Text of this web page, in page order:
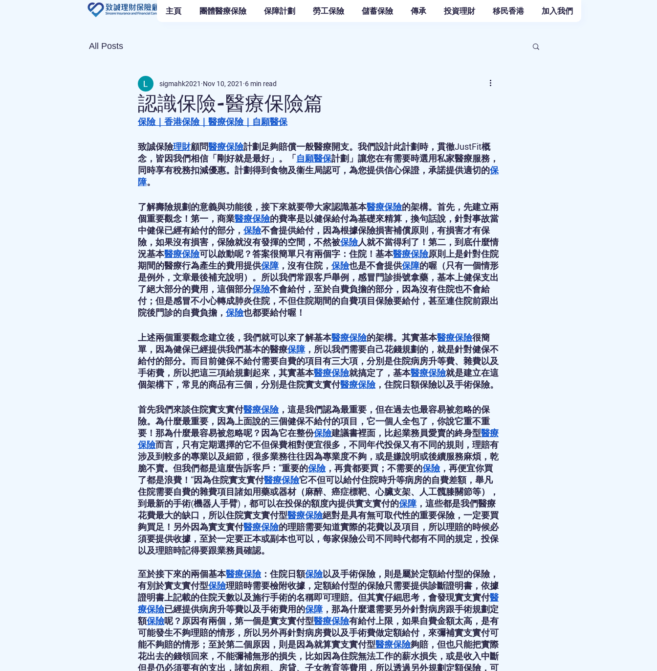
主頁 團體醫療保險 保障計劃 勞工保險 儲蓄保險 傳承 投資理財 移民香港 加入我們
All Posts
認識保險-醫療保險篇
sigmahk2021 Nov 10, 2021 6 min read
保險｜ 香港保險｜ 醫療保險｜ 自願醫保
致誠保險理財顧問醫療保險計劃足夠賠償一般醫療開支。我們設計此計劃時，貫徹JustFit概
念，皆因我們相信「剛好就是最好」。「 自願醫保計劃」讓您在有需要時選用私家醫療服務，
同時享有稅務扣減優惠。計劃得到食物及衞生局認可，為您提供信心保證，承諾提供適切的保
障。
了解壽險規劃的意義與功能後，接下來就要帶大家認識基本醫療保險的架構。首先，先建立兩
個重要觀念！第一，商業醫療保險的費率是以健保給付為基礎來精算，換句話說，針對事故當
中健保已經有給付的部分， 保險不會提供給付，因為根據保險損害補償原則，有損害才有保
險，如果沒有損害，保險就沒有發揮的空間，不然被保險人就不當得利了！第二，到底什麼情
況基本醫療保險可以啟動呢？答案很簡單只有兩個字：住院！基本醫療保險原則上是針對住院
期間的醫療行為產生的費用提供保障，沒有住院， 保險也是不會提供保障的喔（只有一個情形
是例外，文章最後補充說明）。所以我們常跟客戶舉例，感冒門診掛號拿藥，基本上健保支出
了絕大部分的費用，這個部分保險不會給付，至於自費負擔的部分，因為沒有住院也不會給
付；但是感冒不小心轉成肺炎住院，不但住院期間的自費項目保險要給付，甚至連住院前跟出
院後門診的自費負擔， 保險也都要給付喔！
上述兩個重要觀念建立後，我們就可以來了解基本醫療保險的架構。其實基本醫療保險很簡
單，因為健保已經提供我們基本的醫療保障，所以我們需要自己花錢規劃的，就是針對健保不
給付的部分。而目前健保不給付需要自費的項目有三大項，分別是住院病房升等費、雜費以及
手術費，所以把這三項給規劃起來，其實基本醫療保險就搞定了，基本醫療保險就是建立在這
個架構下，常見的商品有三個，分別是住院實支實付醫療保險，住院日額保險以及手術保險。
首先我們來談住院實支實付醫療保險，這是我們認為最重要，但在過去也最容易被忽略的保
險。為什麼最重要，因為上面說的三個健保不給付的項目，它一個人全包了，你說它重不重
要！那為什麼最容易被忽略呢？因為它在整份保險建議書裡面，比起業務員愛賣的終身型醫療
保險而言，只有定期選擇的它不但保費相對便宜很多，不同年代投保又有不同的規則，理賠有
涉及到較多的專業以及細節，很多業務往往因為專業度不夠，或是嫌說明或後續服務麻煩，乾
脆不賣。但我們都是這麼告訴客戶：”重要的保險，再貴都要買；不需要的保險，再便宜你買
了都是浪費！“因為住院實支實付醫療保險它不但可以給付住院時升等病房的自費差額，舉凡
住院需要自費的雜費項目諸如用藥或器材（麻醉、癌症標靶、心臟支架、人工髖膝關節等），
到最新的手術(機器人手臂)，都可以在投保的額度內提供實支實付的保障，這些都是我們醫療
花費最大的缺口，所以住院實支實付型醫療保險絕對是具有無可取代性的重要保險，一定要買
夠買足！另外因為實支實付醫療保險的理賠需要知道實際的花費以及項目，所以理賠的時候必
須要提供收據，至於一定要正本或副本也可以，每家保險公司不同時代都有不同的規定，投保
以及理賠時記得要跟業務員確認。
至於接下來的兩個基本醫療保險：住院日額保險以及手術保險，則是屬於定額給付型的保險，
有別於實支實付型保險理賠時需要檢附收據，定額給付型的保險只需要提供診斷證明書，依據
證明書上記載的住院天數以及施行手術的名稱即可理賠。但其實仔細思考，會發現實支實付醫
療保險已經提供病房升等費以及手術費用的保障，那為什麼還需要另外針對病房跟手術規劃定
額保險呢？原因有兩個，第一個是實支實付型醫療保險有給付上限，如果自費金額太高，是有
可能發生不夠理賠的情形，所以另外再針對病房費以及手術費做定額給付，來彌補實支實付可
能不夠賠的情形；至於第二個原因，則是因為就算實支實付型醫療保險夠賠，但也只能把實際
花出去的錢領回來，不能彌補無形的損失，比如因為住院無法工作的薪水損失，或是收入中斷
但是仍必須要有的支出，諸如房租、房貸、子女教育等費用，所以透過另外規劃定額保險，可